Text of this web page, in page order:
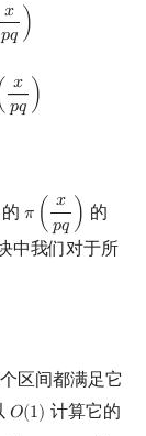
𝑥
𝑝𝑞 )
xp q)
𝑥
𝑝𝑞 )
( xp q
的 𝜋 ( 𝑥
𝑝𝑞 )
π x pq)
的
中我们对于所
区间都满足它
𝑂(1)
O(1) 计算它的